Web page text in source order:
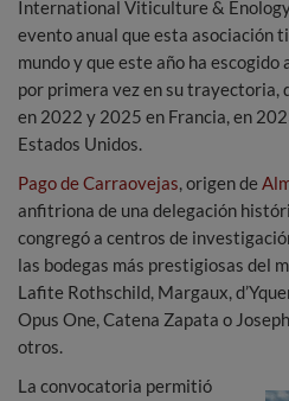
International Viticulture &
evento anual que esta asociación
mundo y que este año ha
por primera vez en su trayectoria,
en 2022 y 2025 en Francia, en
Estados Unidos.
Pago de Carraovejas, origen de
anfitriona de una delegación
congregó a centros de
las bodegas más prestigiosas del
Lafite Rothschild, Margaux,
Opus One, Catena Zapata o
otros.
La convocatoria permitió